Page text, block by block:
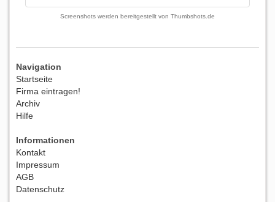
Screenshots werden bereitgestellt von Thumbshots.de
Navigation
Startseite
Firma eintragen!
Archiv
Hilfe
Informationen
Kontakt
Impressum
AGB
Datenschutz